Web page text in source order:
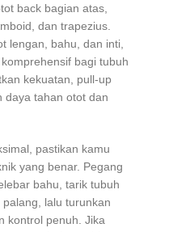
back bagian atas,
dan trapezius.
lengan, bahu, dan inti,
bagi tubuh
kekuatan, pull-up
daya tahan otot dan
pastikan kamu
yang benar. Pegang
bahu, tarik tubuh
lalu turunkan
kontrol penuh. Jika